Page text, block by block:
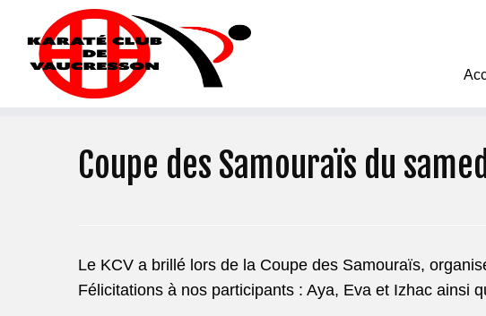
Coupe des Samouraïs du
Le KCV a brillé lors de la Coupe des Samouraïs,
Félicitations à nos participants : Aya, Eva et Izhac ainsi